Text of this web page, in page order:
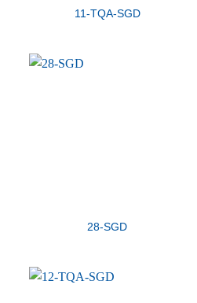
11-TQA-SGD
28-SGD